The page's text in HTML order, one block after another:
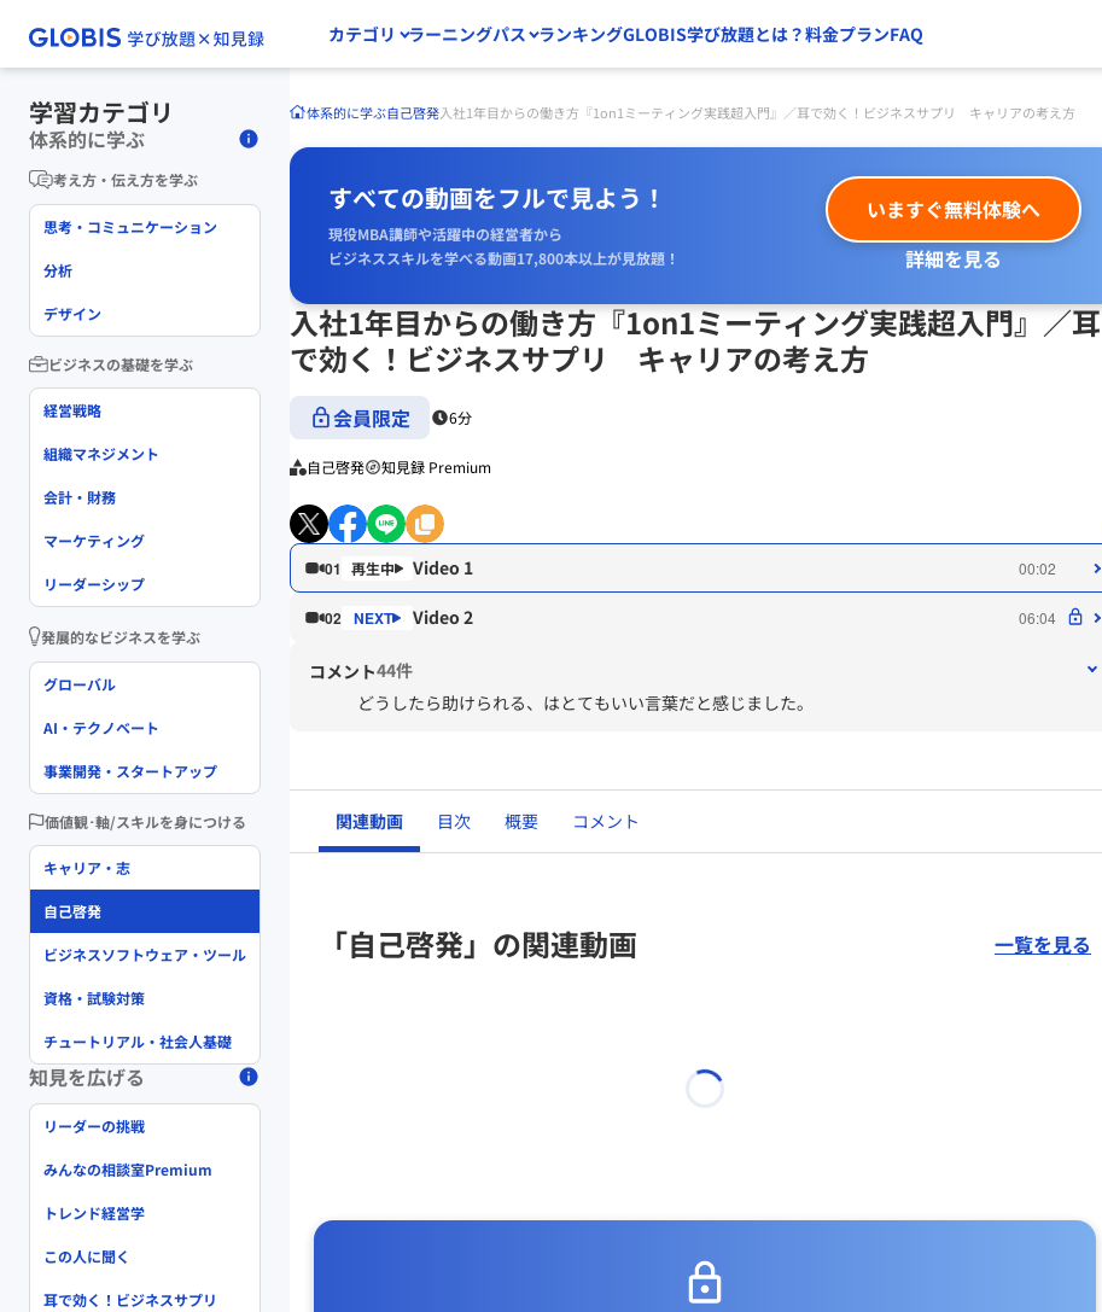
カテゴリ ラーニングパス ランキングGLOBIS学び放題とは？料金プランFAQ
体系的に学ぶ自己啓発入社1年目からの働き方『1on1ミーティング実践超入門』／耳で効く！ビジネスサプリ キャリアの考え方
すべての動画をフルで見よう！
現役MBA講師や活躍中の経営者から
ビジネススキルを学べる動画17,800本以上が見放題！
いますぐ無料体験へ
詳細を見る
入社1年目からの働き方『1on1ミーティング実践超入門』／耳
で効く！ビジネスサプリ キャリアの考え方
会員限定 6分
自己啓発 知見録 Premium
01 Video 1 00:02
02 Video 2 06:04
コメント44件
どうしたら助けられる、はとてもいい言葉だと感じました。
関連動画 目次 概要 コメント
「自己啓発」の関連動画 一覧を見る
学習カテゴリ
体系的に学ぶ
考え方・伝え方を学ぶ
思考・コミュニケーション
分析
デザイン
ビジネスの基礎を学ぶ
経営戦略
組織マネジメント
会計・財務
マーケティング
リーダーシップ
発展的なビジネスを学ぶ
グローバル
AI・テクノベート
事業開発・スタートアップ
価値観･軸/スキルを身につける
キャリア・志
自己啓発
ビジネスソフトウェア・ツール
資格・試験対策
チュートリアル・社会人基礎
知見を広げる
リーダーの挑戦
みんなの相談室Premium
トレンド経営学
この人に聞く
耳で効く！ビジネスサプリ